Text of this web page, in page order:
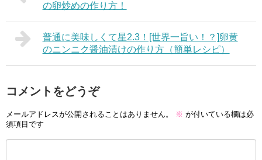
の卵炒めの作り方！
普通に美味しくて星2.3！[世界一旨い！？]卵黄
のニンニク醤油漬けの作り方（簡単レシピ）
コメントをどうぞ
メールアドレスが公開されることはありません。 ※ が付いている欄は必
須項目です